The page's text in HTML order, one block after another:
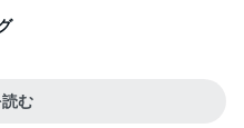
む